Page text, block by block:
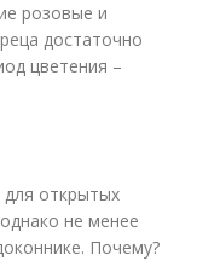
розовые и
достаточно
цветения –
открытых
не менее
Почему?